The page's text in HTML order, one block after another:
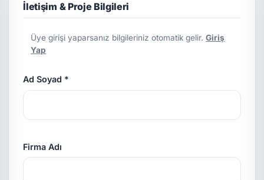
İletişim & Proje Bilgileri
Üye girişi yaparsanız bilgileriniz otomatik gelir.Giriş
Yap
Ad Soyad *
Firma Adı